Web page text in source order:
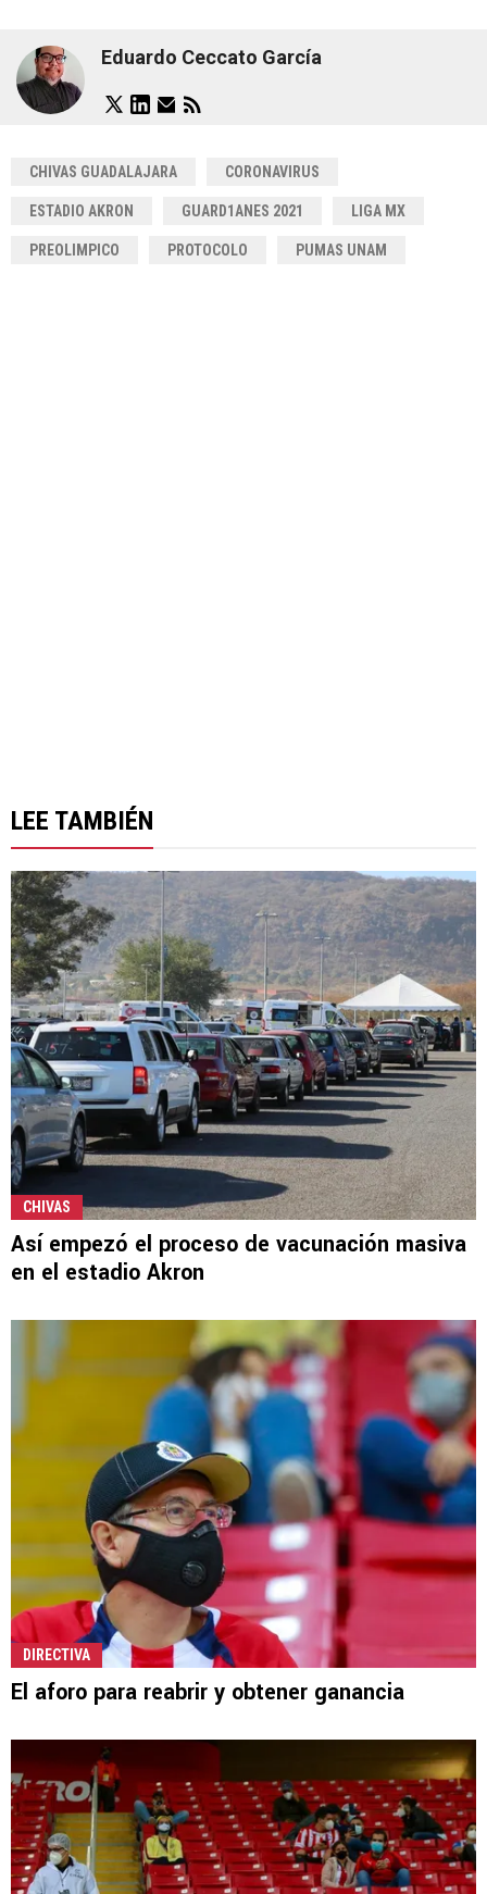
Eduardo Ceccato García
CHIVAS GUADALAJARA CORONAVIRUS
ESTADIO AKRON GUARD1ANES 2021 LIGA MX
PREOLIMPICO PROTOCOLO PUMAS UNAM
LEE TAMBIÉN
CHIVAS
Así empezó el proceso de vacunación masiva
en el estadio Akron
DIRECTIVA
El aforo para reabrir y obtener ganancia